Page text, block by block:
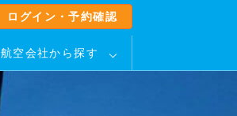
ログイン・予約確認
航空会社から探す